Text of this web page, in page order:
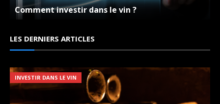
Comment investir dans le vin ?
LES VINS DU DOMAINES
Domaine Belluard – Les Grandes Jorasses – Blanc
– 2012
LES DERNIERS ARTICLES
INVESTIR DANS LE VIN